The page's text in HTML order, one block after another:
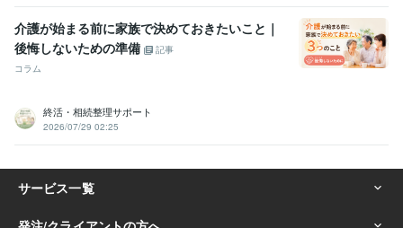
介護が始まる前に家族で決めておきたいこと｜
後悔しないための準備
記事
コラム
終活・相続整理サポート
2026/07/29 02:25